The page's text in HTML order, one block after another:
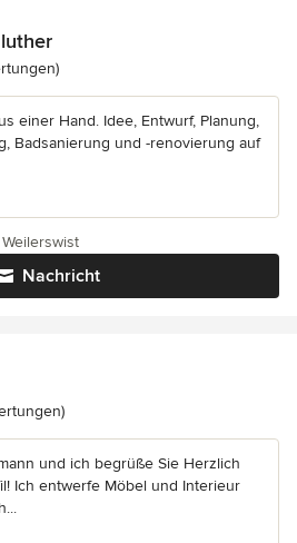
4.6 von 5 Sternen
einer Hand. Idee, Entwurf, Planung,
Badsanierung und -renovierung auf
Nachricht
4.8 von 5 Sternen
und ich begrüße Sie Herzlich
Ich entwerfe Möbel und Interieur